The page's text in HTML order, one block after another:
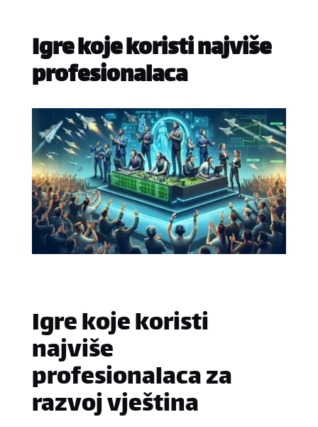
Igre koje koristi najviše
profesionalaca
Igre koje koristi
najviše
profesionalaca za
razvoj vještina